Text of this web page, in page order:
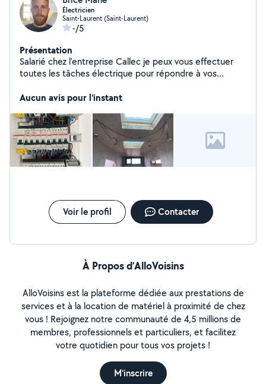
Électricien
Saint-Laurent (Saint-Laurent)
-/5
Présentation
Salarié chez l'entreprise Callec je peux vous effectuer
toutes les tâches électrique pour répondre à vos
Aucun avis pour l'instant
Voir le profil Contacter
À Propos d’AlloVoisins
AlloVoisins est la plateforme dédiée aux prestations de
services et à la location de matériel à proximité de chez
vous ! Rejoignez notre communauté de 4,5 millions de
membres, professionnels et particuliers, et facilitez
votre quotidien pour tous vos projets !
M'inscrire